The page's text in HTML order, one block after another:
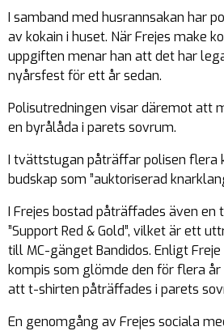
I samband med husrannsakan har
av kokain i huset. När Frejes make
uppgiften menar han att det har
nyårsfest för ett år sedan.
Polisutredningen visar däremot att
en byrålåda i parets sovrum.
I tvättstugan påträffar polisen flera
budskap som ”auktoriserad
I Frejes bostad påträffades även
”Support Red & Gold”, vilket är ett
till MC-gänget Bandidos. Enligt
kompis som glömde den för flera
att t-shirten påträffades i parets
En genomgång av Frejes sociala